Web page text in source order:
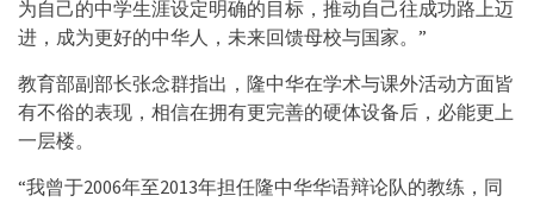
为自己的中学生涯设定明确的目标，推动自己往成功路上迈
进，成为更好的中华人，未来回馈母校与国家。”
教育部副部长张念群指出，隆中华在学术与课外活动方面皆
有不俗的表现，相信在拥有更完善的硬体设备后，必能更上
一层楼。
“我曾于2006年至2013年担任隆中华华语辩论队的教练，同